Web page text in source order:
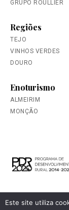
GRUPO ROULLIER
Regiões
TEJO
VINHOS VERDES
DOURO
Enoturismo
ALMEIRIM
MONÇÃO
Este site utiliza